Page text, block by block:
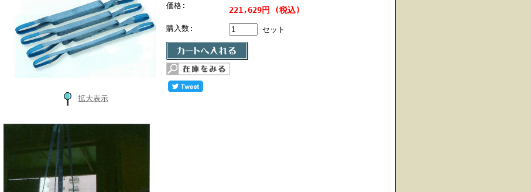
拡大表示
価格: 221,629円 (税込)
購入数: セット